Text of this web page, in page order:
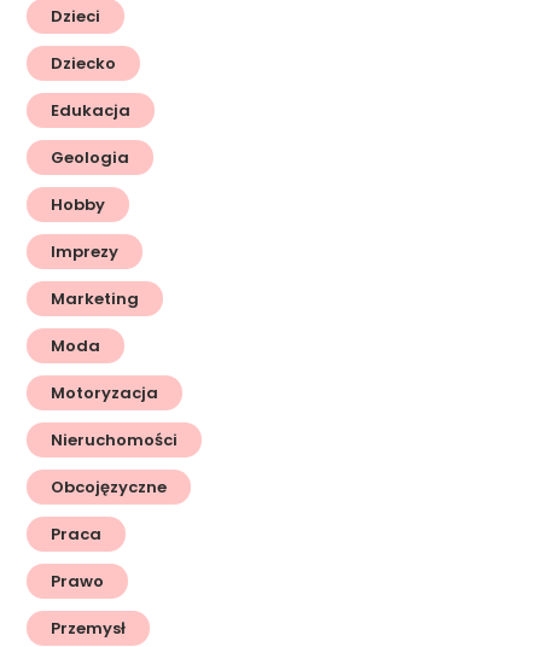
Dzieci
Dziecko
Edukacja
Geologia
Hobby
Imprezy
Marketing
Moda
Motoryzacja
Nieruchomości
Obcojęzyczne
Praca
Prawo
Przemysł